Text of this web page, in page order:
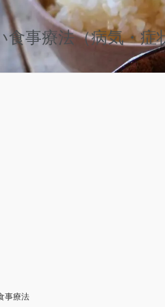
食事療法（病気・症
事療法